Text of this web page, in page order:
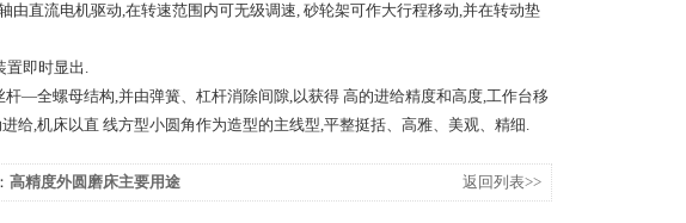
直流电机驱动,在转速范围内可无级调速, 砂轮架可作大行程移动,并在转动垫
即时显出.
全螺母结构,并由弹簧、杠杆消除间隙,以获得 高的进给精度和高度,工作台移
给,机床以直 线方型小圆角作为造型的主线型,平整挺括、高雅、美观、精细.
高精度外圆磨床主要用途 返回列表>>